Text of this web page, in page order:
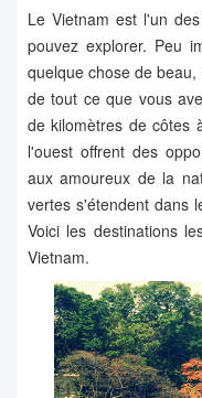
Le Vietnam est l'un
pouvez explorer. Peu
quelque chose de
de tout ce que vous
de kilomètres de côtes
l'ouest offrent des
aux amoureux de la
vertes s'étendent dans
Voici les destinations
Vietnam.